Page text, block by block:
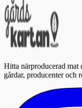
Hitta närproducerad
gårdar, producenter och